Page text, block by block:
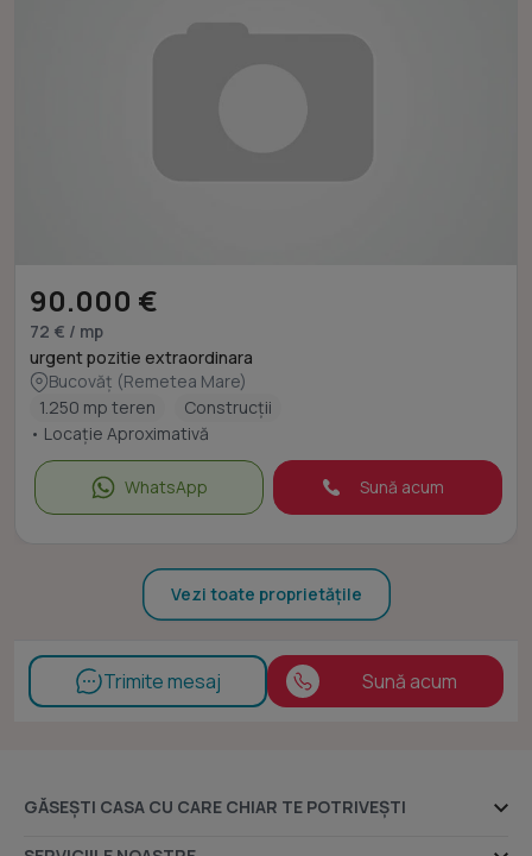
90.000 €
72 € / mp
urgent pozitie extraordinara
Bucovăț (Remetea Mare)
1.250 mp teren
Construcții
• Locație Aproximativă
WhatsApp Sună acum
Vezi toate proprietățile
Trimite mesaj Sună acum
GĂSEȘTI CASA CU CARE CHIAR TE POTRIVEȘTI
Ansambluri rezidențiale